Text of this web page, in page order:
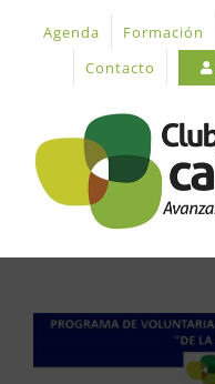
contenido
Agenda Formación
Contacto
Ver